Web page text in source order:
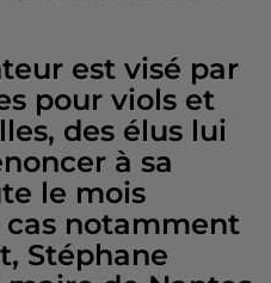
est visé par
pour viols et
des élus lui
à sa
le mois
cas notamment
Stéphane